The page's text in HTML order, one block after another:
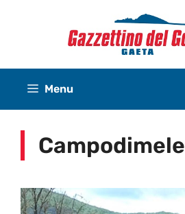
Menu
Campodimele